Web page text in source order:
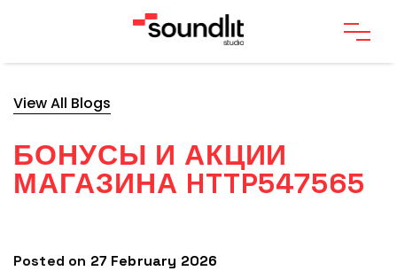
View All Blogs
БОНУСЫ И АКЦИИ
МАГАЗИНА HTTP547565
Posted on 27 February 2026